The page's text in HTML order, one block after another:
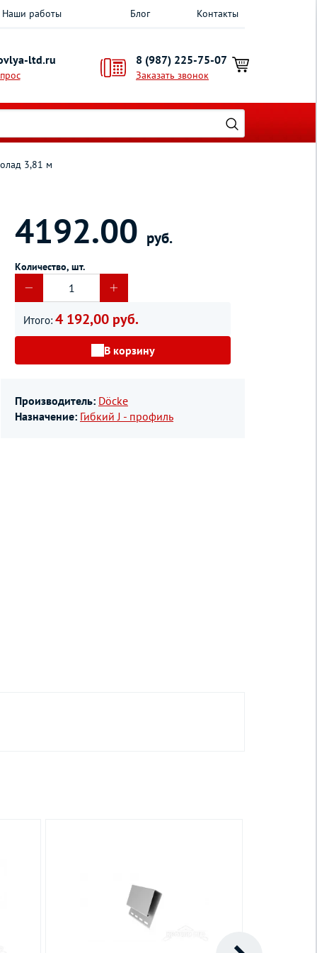
Наши работы Блог Контакты
ltd.ru 8 (987) 225-75-07
Заказать звонок
3,81 м
4192.00 руб.
Количество, шт.
Итого: 4 192,00 руб.
В корзину
Производитель: Döcke
Назначение: Гибкий J - профиль